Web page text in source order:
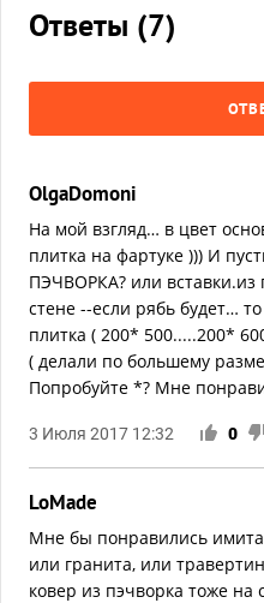
Ответы (7)
OlgaDomoni
На мой взгляд… в цвет
плитка на фартуке ))) И
ПЭЧВОРКА? или вставки.из
стене --если рябь будет…
плитка ( 200* 500.....200*
( делали по большему
Попробуйте *? Мне
3 Июля 2017 12:32 0
LoMade
Мне бы понравились
или гранита, или
ковер из пэчворка тоже на